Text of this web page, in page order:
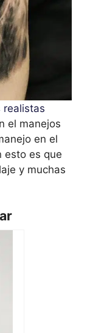
realistas
el manejos
en el
esto es que
y muchas